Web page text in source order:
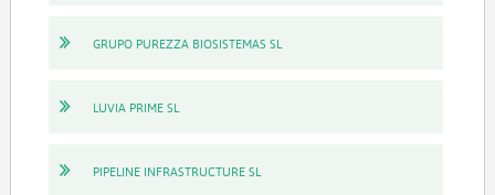
GRUPO PUREZZA BIOSISTEMAS SL
LUVIA PRIME SL
PIPELINE INFRASTRUCTURE SL